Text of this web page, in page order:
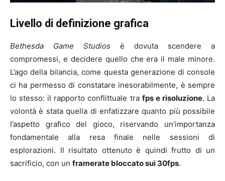
Livello di definizione grafica
Bethesda Game Studios è dovuta scendere a
compromessi, e decidere quello che era il male minore.
L’ago della bilancia, come questa generazione di console
ci ha permesso di constatare inesorabilmente, è sempre
lo stesso: il rapporto conflittuale tra fps e risoluzione. La
volontà è stata quella di enfatizzare quanto più possibile
l’aspetto grafico del gioco, riservando un’importanza
fondamentale alla resa finale nelle sessioni di
esplorazioni. Il risultato ottenuto è quindi frutto di un
sacrificio, con un framerate bloccato sui 30fps.